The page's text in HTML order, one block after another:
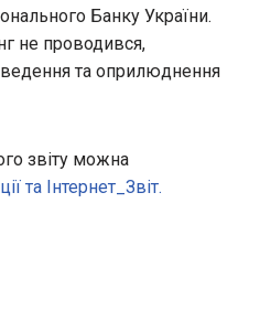
Банку України.
не проводився,
та оприлюднення
звіту можна
та Інтернет_Звіт.